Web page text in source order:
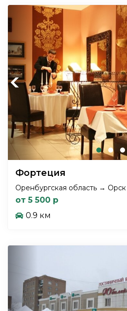
Previous
Фортеция
Оренбургская область → Орск
от 5 500 р
0.9 км